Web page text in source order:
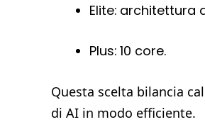
Elite: architettura
Plus: 10 core.
Questa scelta bilancia
di AI in modo efficiente.